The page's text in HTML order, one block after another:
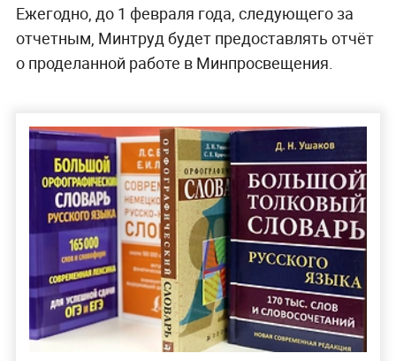
Ежегодно, до 1 февраля года, следующего за
отчетным, Минтруд будет предоставлять отчёт
о проделанной работе в Минпросвещения.